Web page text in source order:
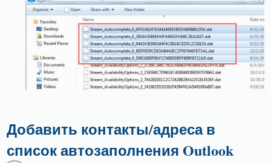
Добавить контакты/адреса в
список автозаполнения Outlook